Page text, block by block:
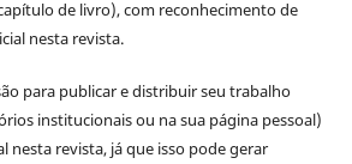
de livro), com reconhecimento de
nesta revista.
para publicar e distribuir seu trabalho
institucionais ou na sua página pessoal)
nesta revista, já que isso pode gerar